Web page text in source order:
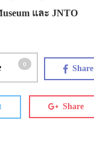
และ JNTO
0 Share
Share